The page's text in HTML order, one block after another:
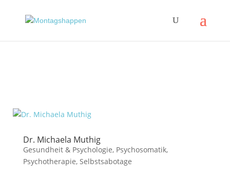
Dr. Michaela Muthig
Gesundheit & Psychologie, Psychosomatik,
Psychotherapie, Selbstsabotage